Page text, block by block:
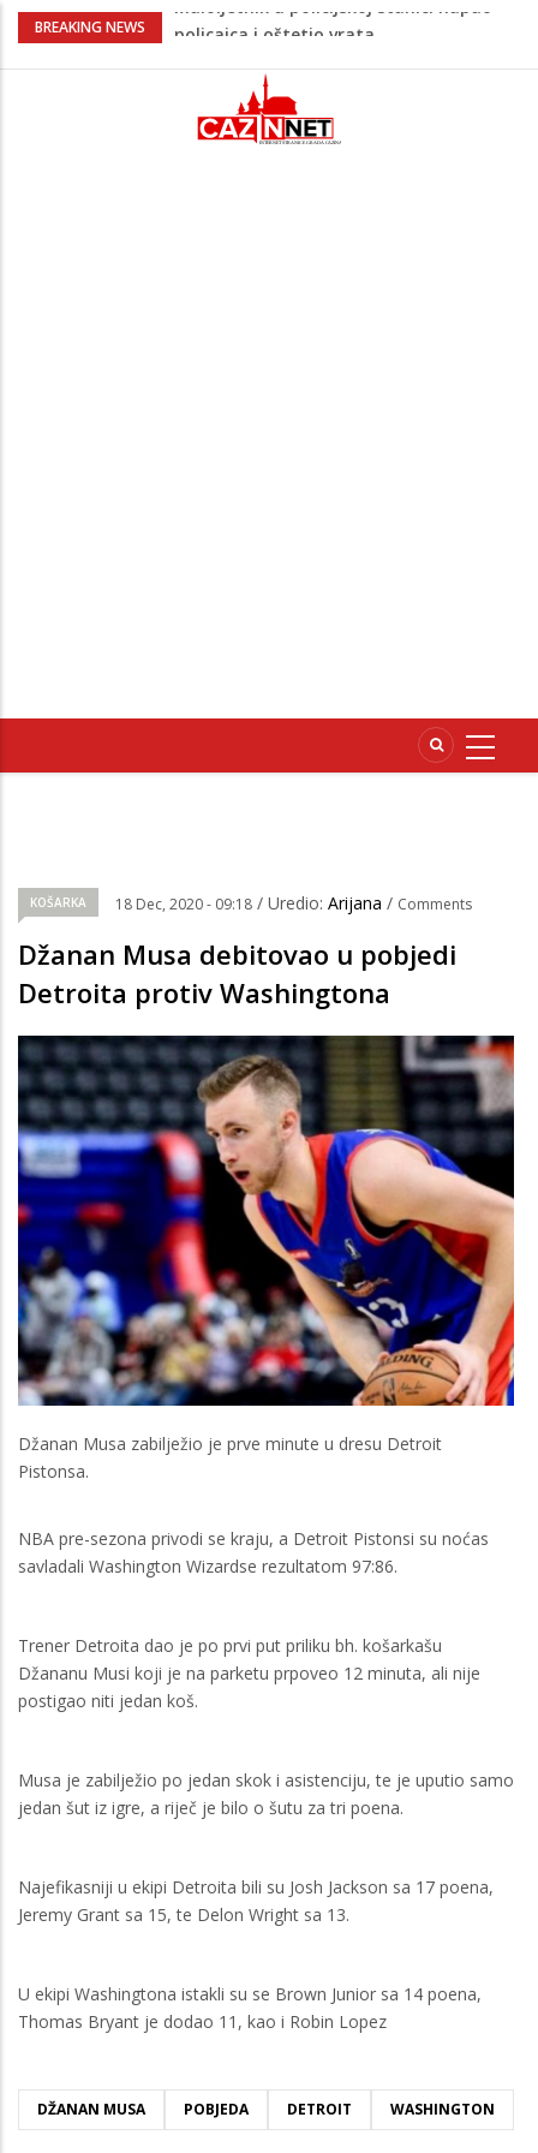
BREAKING NEWS
Razmišljate koji automobil kupiti? Nova
Pet namirnica za doručak koje će vas
držati sitima sve do ručka
Potvrda i iz kluba: Dženan Pejčinović
KOŠARKA 18 Dec, 2020 - 09:18 / Uredio: Arijana / Comments
Džanan Musa debitovao u pobjedi
Detroita protiv Washingtona
Džanan Musa zabilježio je prve minute u dresu Detroit
Pistonsa.
NBA pre-sezona privodi se kraju, a Detroit Pistonsi su noćas
savladali Washington Wizardse rezultatom 97:86.
Trener Detroita dao je po prvi put priliku bh. košarkašu
Džananu Musi koji je na parketu prpoveo 12 minuta, ali nije
postigao niti jedan koš.
Musa je zabilježio po jedan skok i asistenciju, te je uputio samo
jedan šut iz igre, a riječ je bilo o šutu za tri poena.
Najefikasniji u ekipi Detroita bili su Josh Jackson sa 17 poena,
Jeremy Grant sa 15, te Delon Wright sa 13.
U ekipi Washingtona istakli su se Brown Junior sa 14 poena,
Thomas Bryant je dodao 11, kao i Robin Lopez
DŽANAN MUSA POBJEDA DETROIT WASHINGTON